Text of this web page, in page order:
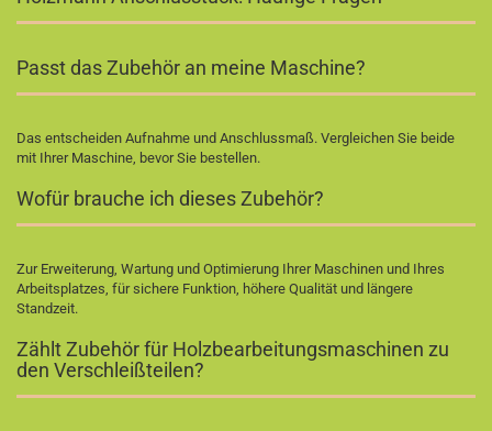
Passt das Zubehör an meine Maschine?
Das entscheiden Aufnahme und Anschlussmaß. Vergleichen Sie beide
mit Ihrer Maschine, bevor Sie bestellen.
Wofür brauche ich dieses Zubehör?
Zur Erweiterung, Wartung und Optimierung Ihrer Maschinen und Ihres
Arbeitsplatzes, für sichere Funktion, höhere Qualität und längere
Standzeit.
Zählt Zubehör für Holzbearbeitungsmaschinen zu
den Verschleißteilen?